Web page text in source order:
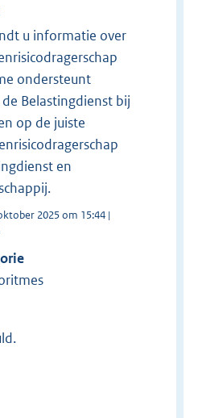
u informatie over
ondersteunt
Belastingdienst bij
op de juiste
en
2025 om 15:44 |